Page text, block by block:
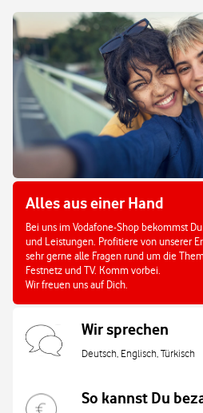
Alles aus einer Hand
Bei uns im Vodafone-Shop bekommst
und Leistungen. Profitiere von unserer
sehr gerne alle Fragen rund um die
Festnetz und TV. Komm vorbei.
Wir freuen uns auf Dich.
Wir sprechen
Deutsch, Englisch, Türkisch
So kannst Du